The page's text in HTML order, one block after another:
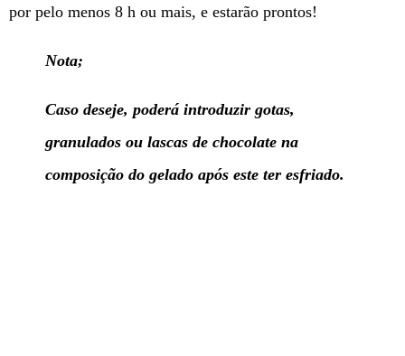
por pelo menos 8 h ou mais, e estarão prontos!
Nota;
Caso deseje, poderá introduzir gotas,
granulados ou lascas de chocolate na
composição do gelado após este ter esfriado.